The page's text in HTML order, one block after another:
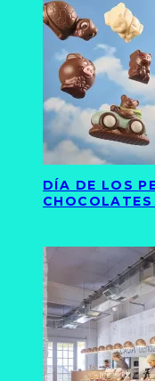
DÍA DE LOS